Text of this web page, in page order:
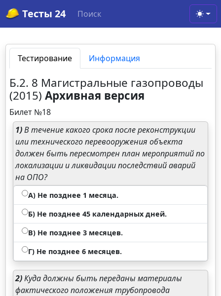
Тесты 24 Поиск
Тестирование Информация
Б.2. 8 Магистральные газопроводы
(2015)Архивная версия
Билет №18
1)В течение какого срока после реконструкции
или технического перевооружения объекта
должен быть пересмотрен план мероприятий по
локализации и ликвидации последствий аварий
на ОПО?
А) Не позднее 1 месяца.
Б) Не позднее 45 календарных дней.
В) Не позднее 3 месяцев.
Г) Не позднее 6 месяцев.
2)Куда должны быть переданы материалы
фактического положения трубопровода